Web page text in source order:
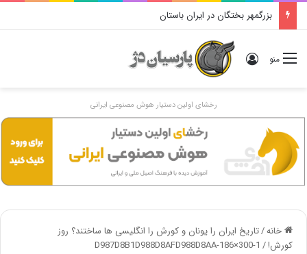
بزرگمهر بختگان در ایران باستان
منو ورود
رخشای اولین دستیار هوش مصنوعی ایرانی
خانه/تاریخ ایران را یونان و کورش را انگلیسی ها ساختند؟ روز
کورش!/
D987D8B1D988D8AFD988D8AA-186×300-1